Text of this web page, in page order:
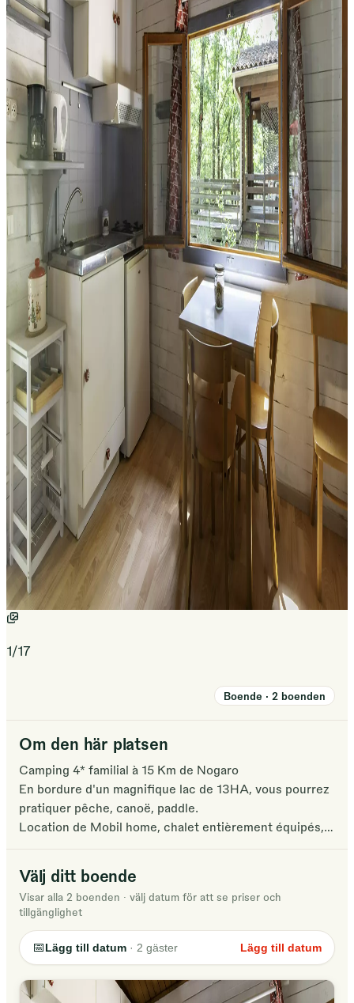
1/17
Boende · 2 boenden
Om den här platsen
Camping 4* familial à 15 Km de Nogaro
En bordure d'un magnifique lac de 13HA, vous pourrez
pratiquer pêche, canoë, paddle.
Location de Mobil home, chalet entièrement équipés,
accents du terroir.
Au snack-bar : cocktails, coupes glacées...
Piscine naturelle, aires de jeux pour enfants, terrain de
pétanque, terrain beach-volley, activités en lien avec la
nature...
Soirées en Saison
Välj ditt boende
Visar alla 2 boenden · välj datum för att se priser och
tillgänglighet
📅Lägg till datum · 2 gäster Lägg till datum